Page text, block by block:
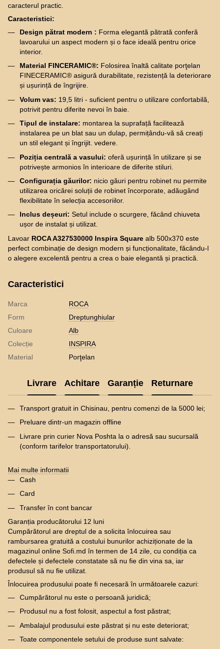
caracterul practic.
Caracteristici:
Design pătrat modern : Forma elegantă pătrată conferă
lavoarului un aspect modern și o face ideală pentru orice
interior.
Material FINCERAMIC®: Folosirea înaltă calitate porţelan
FINECERAMIC® asigură durabilitate, rezistență la deteriorare
și ușurință de îngrijire.
Volum vas: 19,5 litri - suficient pentru o utilizare confortabilă,
potrivit pentru diferite nevoi în baie.
Tipul de instalare: montarea la suprafață facilitează
instalarea pe un blat sau un dulap, permițându-vă să creați
un stil elegant și îngrijit. vedere.
Poziția centrală a vasului: oferă ușurință în utilizare și se
potrivește armonios în interioare de diferite stiluri.
Configurația găurilor: nicio găuri pentru robinet nu permite
utilizarea oricărei soluții de robinet încorporate, adăugând
flexibilitate în selecția accesoriilor.
Inclus deșeuri: Setul include o scurgere, făcând chiuveta
ușor de instalat și utilizat.
Lavoar ROCA A327530000 Inspira Square alb 500x370 este
perfect combinație de design modern și funcționalitate, făcându-l
o alegere excelentă pentru a crea o baie elegantă și practică.
Caracteristici
Marca
ROCA
Form
Dreptunghiular
Culoare
Alb
Colecție
INSPIRA
Material
Porţelan
Livrare Achitare Garanție Returnare
Transport gratuit in Chisinau, pentru comenzi de la 5000 lei;
Preluare dintr-un magazin offline
Livrare prin curier Nova Poshta la o adresă sau sucursală
(conform tarifelor transportatorului).
Mai multe informatii
Cash
Card
Transfer în cont bancar
Garanția producătorului 12 luni
Cumpărătorul are dreptul de a solicita înlocuirea sau
rambursarea gratuită a costului bunurilor achiziționate de la
magazinul online Sofi.md în termen de 14 zile, cu condiția ca
defectele și defectele constatate să nu fie din vina sa, iar
produsul să nu fie utilizat.
Înlocuirea produsului poate fi necesară în următoarele cazuri:
Cumpărătorul nu este o persoană juridică;
Produsul nu a fost folosit, aspectul a fost păstrat;
Ambalajul produsului este păstrat și nu este deteriorat;
Toate componentele setului de produse sunt salvate: